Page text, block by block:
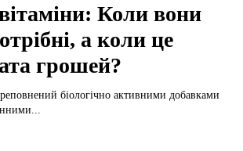
Коли вони
а коли це
грошей?
біологічно активними добавками